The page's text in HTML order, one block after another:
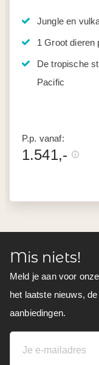
Jungle en
1 Groot dieren
De tropische
Pacific
P.p. vanaf:
1.541,-
Mis niets!
Meld je aan voor
het laatste nieuws,
aanbiedingen.